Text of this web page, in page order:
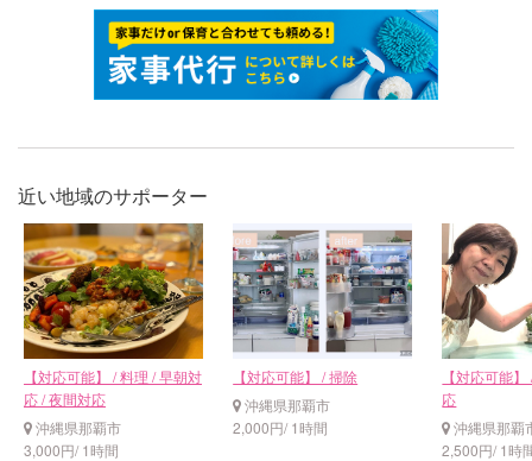
近い地域のサポーター
【対応可能】 / 料理 / 早朝対
応 / 夜間対応
沖縄県那覇市
3,000円/ 1時間
【対応可能】 / 掃除
沖縄県那覇市
2,000円/ 1時間
【対応可能
応
沖縄県那覇
2,500円/ 1時